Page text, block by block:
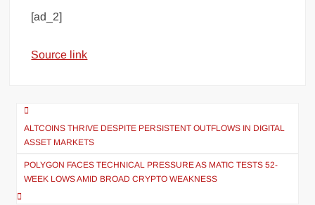
[ad_2]
Source link
ALTCOINS THRIVE DESPITE PERSISTENT OUTFLOWS IN DIGITAL
ASSET MARKETS
POLYGON FACES TECHNICAL PRESSURE AS MATIC TESTS 52-
WEEK LOWS AMID BROAD CRYPTO WEAKNESS